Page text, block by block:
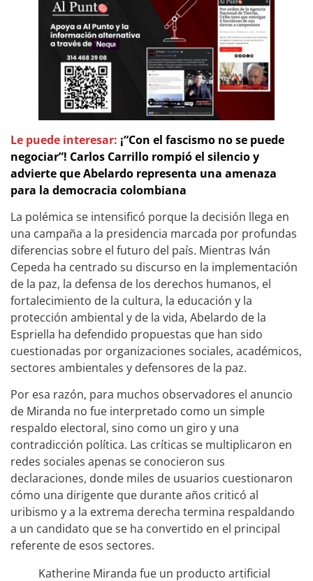
Le puede interesar: ¡“Con el fascismo no se puede
negociar”! Carlos Carrillo rompió el silencio y
advierte que Abelardo representa una amenaza
para la democracia colombiana
La polémica se intensificó porque la decisión llega en
una campaña a la presidencia marcada por profundas
diferencias sobre el futuro del país. Mientras Iván
Cepeda ha centrado su discurso en la implementación
de la paz, la defensa de los derechos humanos, el
fortalecimiento de la cultura, la educación y la
protección ambiental y de la vida, Abelardo de la
Espriella ha defendido propuestas que han sido
cuestionadas por organizaciones sociales, académicos,
sectores ambientales y defensores de la paz.
Por esa razón, para muchos observadores el anuncio
de Miranda no fue interpretado como un simple
respaldo electoral, sino como un giro y una
contradicción política. Las críticas se multiplicaron en
redes sociales apenas se conocieron sus
declaraciones, donde miles de usuarios cuestionaron
cómo una dirigente que durante años criticó al
uribismo y a la extrema derecha termina respaldando
a un candidato que se ha convertido en el principal
referente de esos sectores.
Katherine Miranda fue un producto artificial